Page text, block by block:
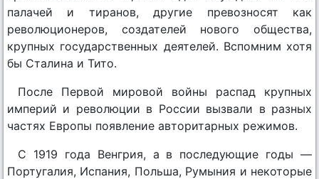
палачей и тиранов, другие превозносят как
революционеров, создателей нового общества,
крупных государственных деятелей. Вспомним хотя
бы Сталина и Тито.
После Первой мировой войны распад крупных
империй и революции в России вызвали в разных
частях Европы появление авторитарных режимов.
С 1919 года Венгрия, а в последующие годы —
Португалия, Испания, Польша, Румыния и некоторые